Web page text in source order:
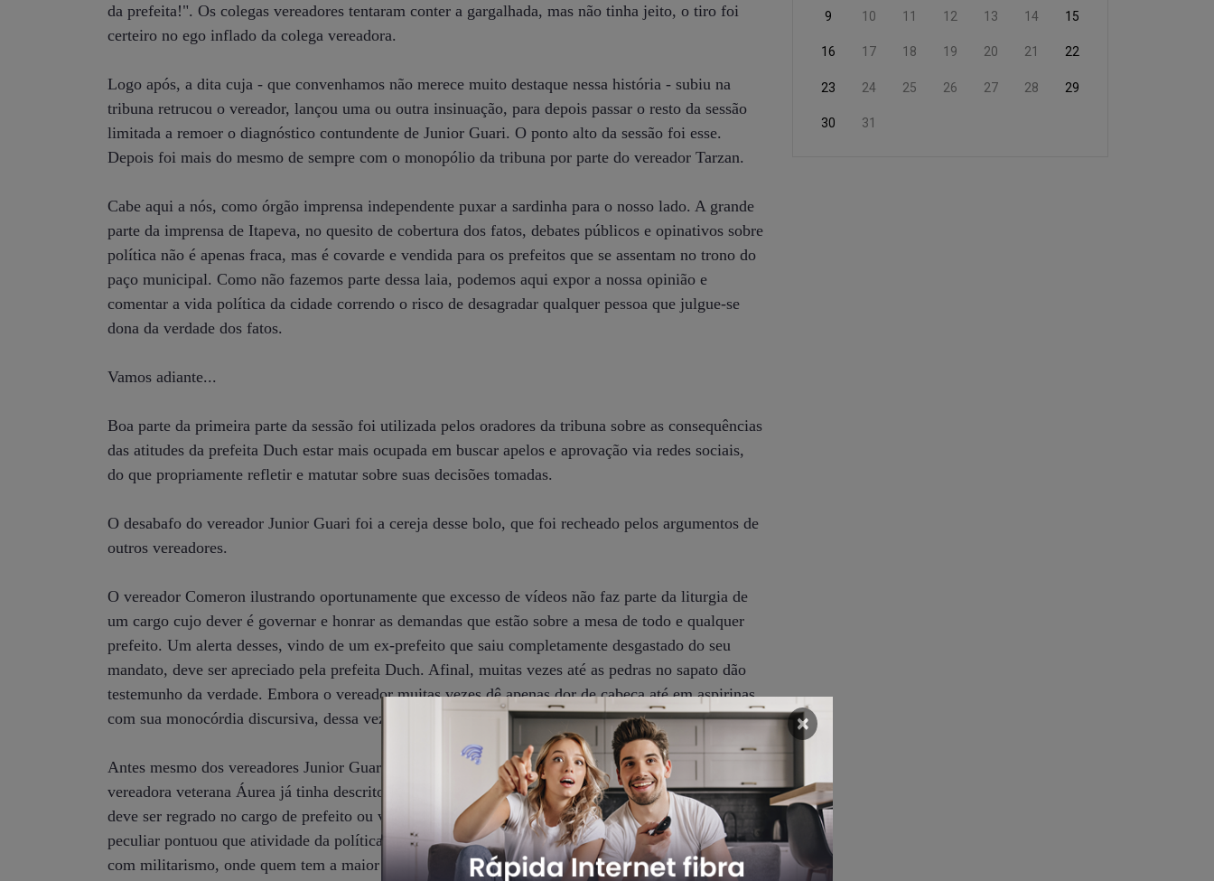
da prefeita!". Os colegas vereadores tentaram conter a gargalhada, mas não tinha jeito, o tiro foi
certeiro no ego inflado da colega vereadora.
Logo após, a dita cuja - que convenhamos não merece muito destaque nessa história - subiu na
tribuna retrucou o vereador, lançou uma ou outra insinuação, para depois passar o resto da sessão
limitada a remoer o diagnóstico contundente de Junior Guari. O ponto alto da sessão foi esse.
Depois foi mais do mesmo de sempre com o monopólio da tribuna por parte do vereador Tarzan.
Cabe aqui a nós, como órgão imprensa independente puxar a sardinha para o nosso lado. A grande
parte da imprensa de Itapeva, no quesito de cobertura dos fatos, debates públicos e opinativos sobre
política não é apenas fraca, mas é covarde e vendida para os prefeitos que se assentam no trono do
paço municipal. Como não fazemos parte dessa laia, podemos aqui expor a nossa opinião e
comentar a vida política da cidade correndo o risco de desagradar qualquer pessoa que julgue-se
dona da verdade dos fatos.
Vamos adiante...
Boa parte da primeira parte da sessão foi utilizada pelos oradores da tribuna sobre as consequências
das atitudes da prefeita Duch estar mais ocupada em buscar apelos e aprovação via redes sociais,
do que propriamente refletir e matutar sobre suas decisões tomadas.
O desabafo do vereador Junior Guari foi a cereja desse bolo, que foi recheado pelos argumentos de
outros vereadores.
O vereador Comeron ilustrando oportunamente que excesso de vídeos não faz parte da liturgia de
um cargo cujo dever é governar e honrar as demandas que estão sobre a mesa de todo e qualquer
prefeito. Um alerta desses, vindo de um ex-prefeito que saiu completamente desgastado do seu
mandato, deve ser apreciado pela prefeita Duch. Afinal, muitas vezes até as pedras no sapato dão
testemunho da verdade. Embora o vereador muitas vezes dê apenas dor de cabeça até em aspirinas
com sua monocórdia discursiva, dessa vez ele saiu-se bem na sua bronca.
Antes mesmo dos vereadores Junior Guari e Comeron terem subido ao púlbito parlamentar, a
vereadora veterana Áurea já tinha descrito as linhas gerais de como o comportamento do político
deve ser regrado no cargo de prefeito ou vereador. A vereadora com uma jocosidade que lhe é
peculiar pontuou que atividade da política as pessoas públicas em uma democracia nada tem a ver
com militarismo, onde quem tem a maior patente manda e desmanda, sem maiores preocupações.
9 10 11 12 13 14 15
16 17 18 19 20 21 22
23 24 25 26 27 28 29
30 31
×